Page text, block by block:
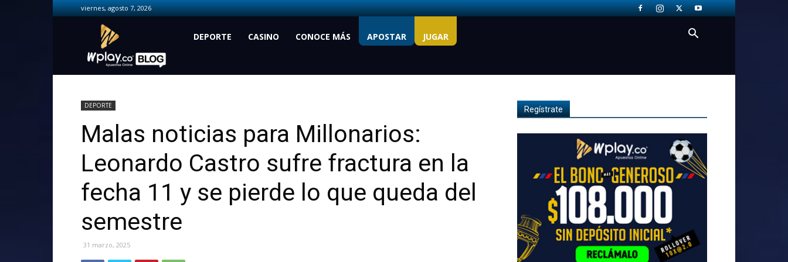
viernes, agosto 7, 2026
Wplay.co
DEPORTE CASINO CONOCE MÁS APOSTAR JUGAR
DEPORTE
Malas noticias para Millonarios:
Leonardo Castro sufre fractura en la
fecha 11 y se pierde lo que queda del
semestre
31 marzo, 2025
Regístrate